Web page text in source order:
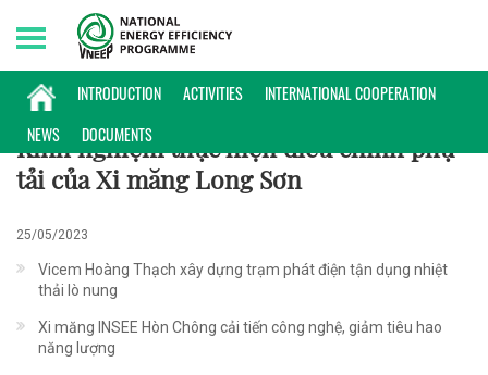
INTRODUCTION ACTIVITIES
INTERNATIONAL COOPERATION
NEWS
DOCUMENTS
Thursday, 06/08/2026 | 10:50 GMT+7
KINH NGHIỆM
Kinh nghiệm thực hiện điều chỉnh phụ
tải của Xi măng Long Sơn
25/05/2023
Vicem Hoàng Thạch xây dựng trạm phát điện tận dụng nhiệt
thải lò nung
Xi măng INSEE Hòn Chông cải tiến công nghệ, giảm tiêu hao
năng lượng